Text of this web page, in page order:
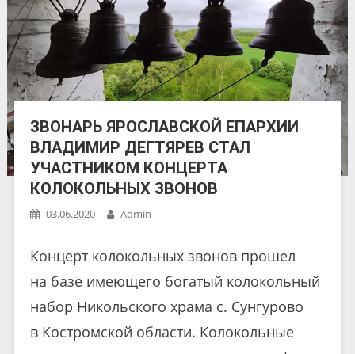
ЗВОНАРЬ ЯРОСЛАВСКОЙ ЕПАРХИИ
ВЛАДИМИР ДЕГТЯРЕВ СТАЛ
УЧАСТНИКОМ КОНЦЕРТА
КОЛОКОЛЬНЫХ ЗВОНОВ
03.06.2020 Admin
Концерт колокольных звонов прошел
на базе имеющего богатый колокольный
набор Никольского храма с. Сунгурово
в Костромской области. Колокольные